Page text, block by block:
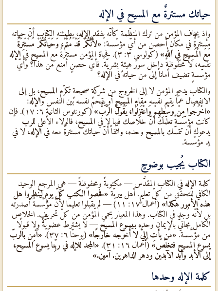
حياتك مستترةٌ مع المسيح في الإله
وإذ يخاف المؤمن من ترك المنظّمة كأنّه يفقد الإله، يطمئنه الكتاب أنّ حياته
مستترةٌ في مكانٍ أحصن من أيّ مؤسّسة: «لأَنَّكُمْ قَدْ مُتُّمْ، وَحَيَاتُكُمْ مُسْتَتِرَةٌ
مَعَ الْمَسِيحِ فِي الله» (كولوسي ٣: ٣). فحياة المؤمن مستترةٌ مع المسيح في الإله
نفسه، لا محفوظةٌ داخل سور هيئةٍ بشريّة. فأيّ حصنٍ أمنع من هذا؟ وأيّ
مؤسّسةٍ تضيف أماناً إلى من حياته في الإله؟
والكتاب يدعو المؤمن لا إلى الخروج من شركةٍ صحيحةٍ تكرّم المسيح، بل إلى
الانفصال عمّا يقيم نفسه مقام المسيح أو يقحم نفسه بين النفس والإله:
«اخْرُجُوا مِنْ وَسْطِهِمْ وَاعْتَزِلُوا، يَقُولُ الرَّبُّ»
(كورنثوس الثانية ٦: ١٧). فإن
كانت مؤسّسةٌ تعلّمك أنّ خلاصك فيها لا في المسيح، فالولاء الأعلى للرب
يدعوك أن تتمسّك بالمسيح وحده، واثقاً أنّ حياتك مستترةٌ معه في الإله، لا في
يد مؤسّسة.
الكتاب يُجيب بوضوحٍ
كلمة الإله في الكتاب المقدَّس — مكتوبةً ومحفوظةً — هي المرجع الوحيد
الكافي للتحقُّق من كلّ تعليمٍ. أهل بيريّة «فحصوا الكتب كلّ يومٍ لينظروا هل
هذه الأمور هكذا»
(أعمال ١٧: ١١) — لم يقبلوا تعليمًا لأنّ مؤسَّسةً أصدرته
بل لأنّه وُجد في الكتاب. وهذا المعيار يحمي المؤمن من كلّ تحريفٍ. الخلاص
الكامل مجانيٌّ بالإيمان وحده بـيسوع المسيح — لا يشترط عضويّةً ولا قبولًا
من مؤسَّسة. «من يأتِ إليَّ لا أُخرجه خارجًا» (يوحنّا ٦: ٣٧).
«آمِن بالربّ
يسوع المسيح فتخلُص» (أعمال ١٦: ٣١).
«المجد للإله في ربِّنا يسوع المسيح،
إلى الأبد وأبد الآبدين ودهر الداهرين. آمين.»
كلمة الإله وحدها